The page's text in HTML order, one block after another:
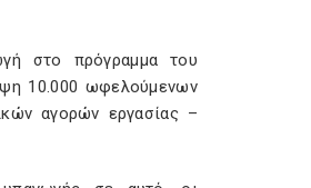
στο πρόγραμμα του
10.000 ωφελούμενων
αγορών εργασίας –